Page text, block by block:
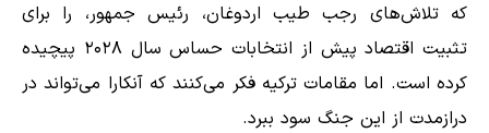
که تلاش‌های رجب طیب اردوغان، رئیس جمهور، را برای
تثبیت اقتصاد پیش از انتخابات حساس سال ۲۰۲۸ پیچیده
کرده است. اما مقامات ترکیه فکر می‌کنند که آنکارا می‌تواند در
درازمدت از این جنگ سود ببرد.